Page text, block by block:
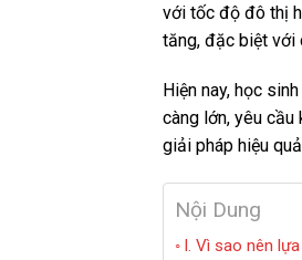
với tốc độ đô thị
tăng, đặc biệt với
Hiện nay, học
càng lớn, yêu cầu
giải pháp hiệu
Nội Dung
I. Vì sao nên